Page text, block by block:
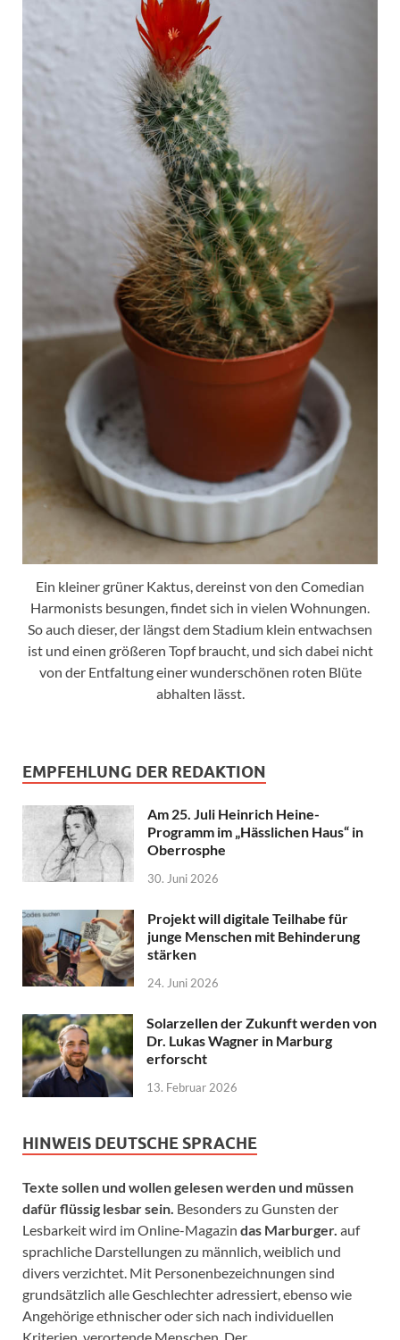
Ein kleiner grüner Kaktus, dereinst von den Comedian
Harmonists besungen, findet sich in vielen Wohnungen.
So auch dieser, der längst dem Stadium klein entwachsen
ist und einen größeren Topf braucht, und sich dabei nicht
von der Entfaltung einer wunderschönen roten Blüte
abhalten lässt.
EMPFEHLUNG DER REDAKTION
Am 25. Juli Heinrich Heine-
Programm im „Hässlichen Haus“ in
Oberrosphe
30. Juni 2026
Projekt will digitale Teilhabe für
junge Menschen mit Behinderung
stärken
24. Juni 2026
Solarzellen der Zukunft werden von
Dr. Lukas Wagner in Marburg
erforscht
13. Februar 2026
HINWEIS DEUTSCHE SPRACHE
Texte sollen und wollen gelesen werden und müssen
dafür flüssig lesbar sein. Besonders zu Gunsten der
Lesbarkeit wird im Online-Magazin das Marburger. auf
sprachliche Darstellungen zu männlich, weiblich und
divers verzichtet. Mit Personenbezeichnungen sind
grundsätzlich alle Geschlechter adressiert, ebenso wie
Angehörige ethnischer oder sich nach individuellen